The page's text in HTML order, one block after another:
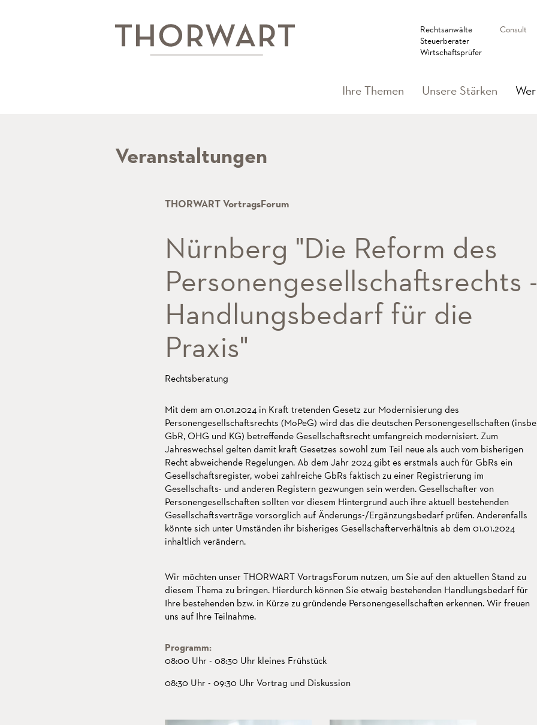
Rechtsanwälte
Steuerberater
Wirtschaftsprüfer
Consult
Ihre Themen Unsere Stärken
Veranstaltungen
THORWART VortragsForum
Nürnberg "Die Reform des
Personengesellschaftsrechts -
Handlungsbedarf für die
Praxis"
Rechtsberatung
Mit dem am 01.01.2024 in Kraft tretenden Gesetz zur Modernisierung des
Personengesellschaftsrechts (MoPeG) wird das die deutschen Personengesellschaften
GbR, OHG und KG) betreffende Gesellschaftsrecht umfangreich modernisiert. Zum
Jahreswechsel gelten damit kraft Gesetzes sowohl zum Teil neue als auch vom bisherigen
Recht abweichende Regelungen. Ab dem Jahr 2024 gibt es erstmals auch für GbRs ein
Gesellschaftsregister, wobei zahlreiche GbRs faktisch zu einer Registrierung im
Gesellschafts- und anderen Registern gezwungen sein werden. Gesellschafter von
Personengesellschaften sollten vor diesem Hintergrund auch ihre aktuell bestehenden
Gesellschaftsverträge vorsorglich auf Änderungs-/Ergänzungsbedarf prüfen. Anderenfalls
könnte sich unter Umständen ihr bisheriges Gesellschafterverhältnis ab dem 01.01.2024
inhaltlich verändern.
Wir möchten unser THORWART VortragsForum nutzen, um Sie auf den aktuellen Stand zu
diesem Thema zu bringen. Hierdurch können Sie etwaig bestehenden Handlungsbedarf für
Ihre bestehenden bzw. in Kürze zu gründende Personengesellschaften erkennen. Wir freuen
uns auf Ihre Teilnahme.
Programm:
08:00 Uhr - 08:30 Uhr kleines Frühstück
08:30 Uhr - 09:30 Uhr Vortrag und Diskussion